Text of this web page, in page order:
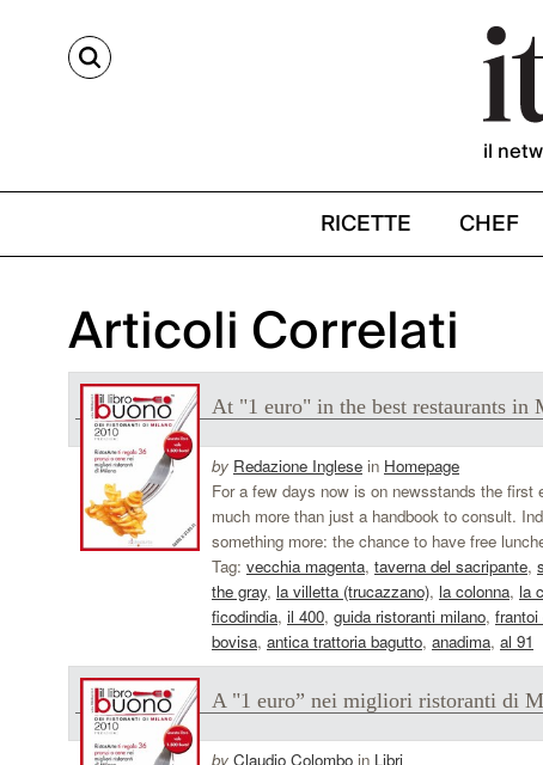
CERCA
il
RICETTE CHEF
Articoli Correlati
At "1 euro" in the best restaurants in
by Redazione Inglese in Homepage
For a few days now is on newsstands the first
much more than just a handbook to consult.
something more: the chance to have free
Tag: vecchia magenta, taverna del sacripante,
the gray, la villetta (trucazzano), la colonna, la
ficodindia, il 400, guida ristoranti milano,
bovisa, antica trattoria bagutto, anadima, al 91
A "1 euro” nei migliori ristoranti di
by Claudio Colombo in Libri